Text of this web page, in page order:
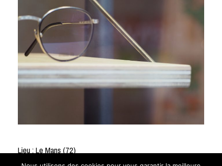
Lieu : Le Mans (72)
Maîtrise d’ouvrage : Optique Saint Aubin